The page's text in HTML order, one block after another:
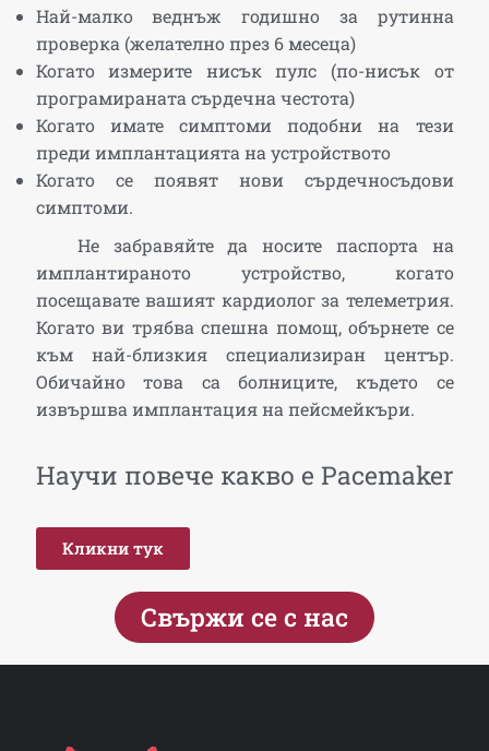
Най-малко веднъж годишно за рутинна
проверка (желателно през 6 месеца)
Когато измерите нисък пулс (по-нисък от
програмираната сърдечна честота)
Когато имате симптоми подобни на тези
преди имплантацията на устройството
Когато се появят нови сърдечносъдови
симптоми.
Не забравяйте да носите паспорта на
имплантираното устройство, когато
посещавате вашият кардиолог за телеметрия.
Когато ви трябва спешна помощ, обърнете се
към най-близкия специализиран център.
Обичайно това са болниците, където се
извършва имплантация на пейсмейкъри.
Научи повече какво е Pacemaker
Кликни тук
Свържи се с нас